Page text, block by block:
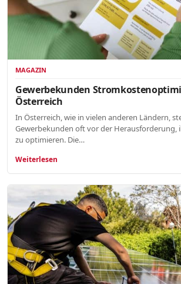
MAGAZIN
Gewerbekunden
Österreich
In Österreich, wie in vielen anderen Ländern,
Gewerbekunden oft vor der Herausforderung,
zu optimieren. Die…
Weiterlesen